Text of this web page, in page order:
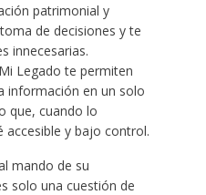
patrimonial y
de decisiones y te
innecesarias.
Legado te permiten
información en un solo
que, cuando lo
accesible y bajo control.
mando de su
solo una cuestión de